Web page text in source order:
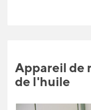
Appareil de
de l'huile